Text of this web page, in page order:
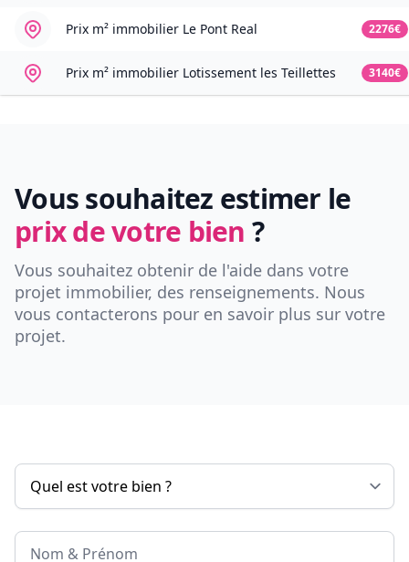
Prix m² immobilier Le Pont Real 2276€
Prix m² immobilier Lotissement les Teillettes 3140€
Vous souhaitez estimer le
prix de votre bien ?
Vous souhaitez obtenir de l'aide dans votre
projet immobilier, des renseignements. Nous
vous contacterons pour en savoir plus sur votre
projet.
Nom & Prénom